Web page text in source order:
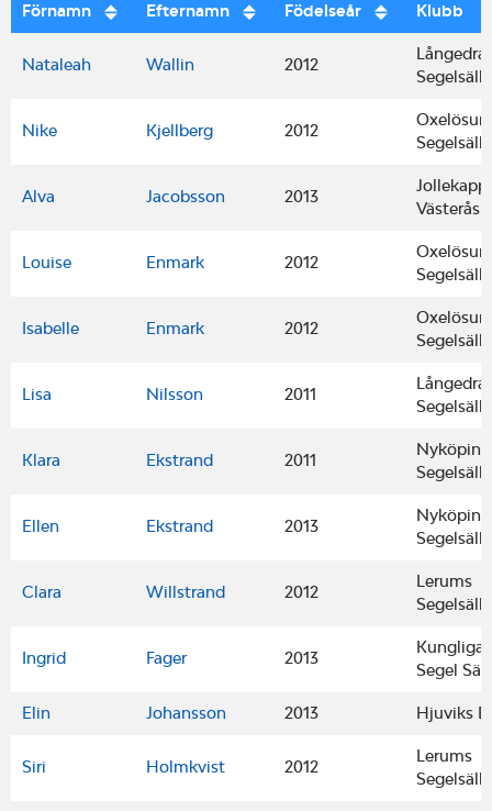
Förnamn Efternamn Födelseår Klubb
Nataleah Wallin 2012
Nike Kjellberg 2012
Alva Jacobsson 2013
Västerås
Louise Enmark 2012
Isabelle Enmark 2012
Lisa Nilsson 2011
Klara Ekstrand 2011
Ellen Ekstrand 2013
Clara Willstrand 2012
Lerums
Ingrid Fager 2013
Kungliga
Segel
Elin Johansson 2013 Hjuviks
Siri Holmkvist 2012
Lerums